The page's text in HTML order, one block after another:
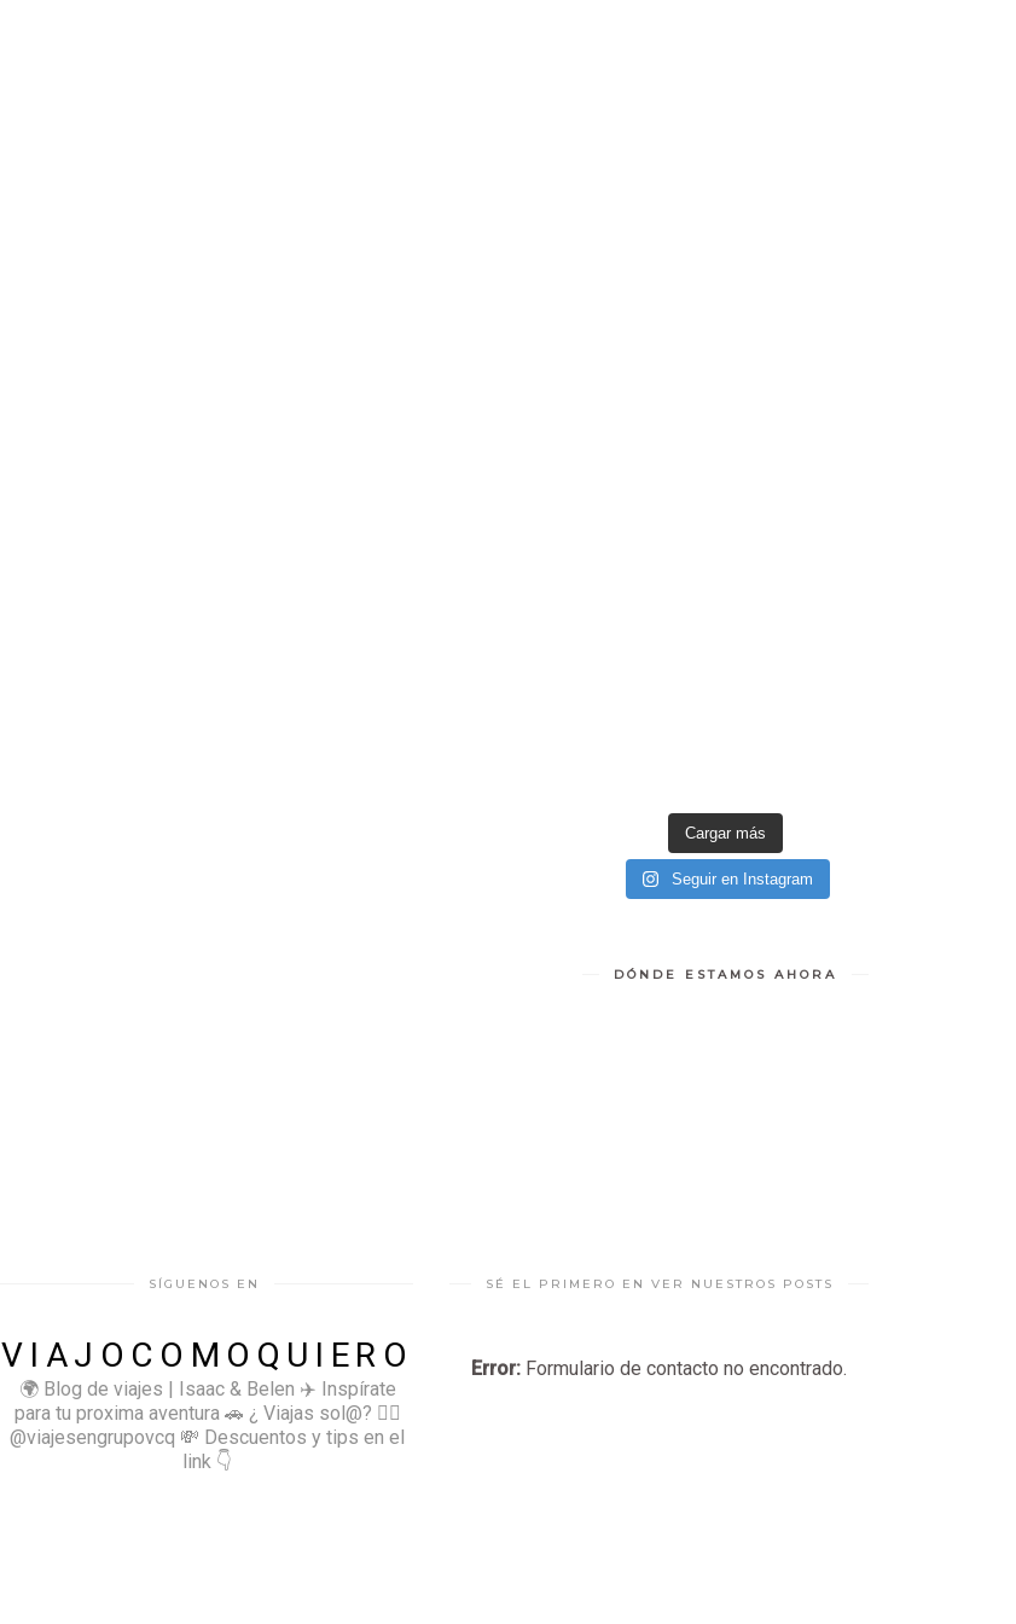
Cargar más
Seguir en Instagram
DÓNDE ESTAMOS AHORA
SÍGUENOS EN
VIAJOCOMOQUIERO
🌍 Blog de viajes | Isaac & Belen ✈️ Inspírate
para tu proxima aventura 🚗 ¿ Viajas sol@? 👉🏻
@viajesengrupovcq 💸 Descuentos y tips en el
link 👇
SÉ EL PRIMERO EN VER NUESTROS POSTS
Error: Formulario de contacto no encontrado.